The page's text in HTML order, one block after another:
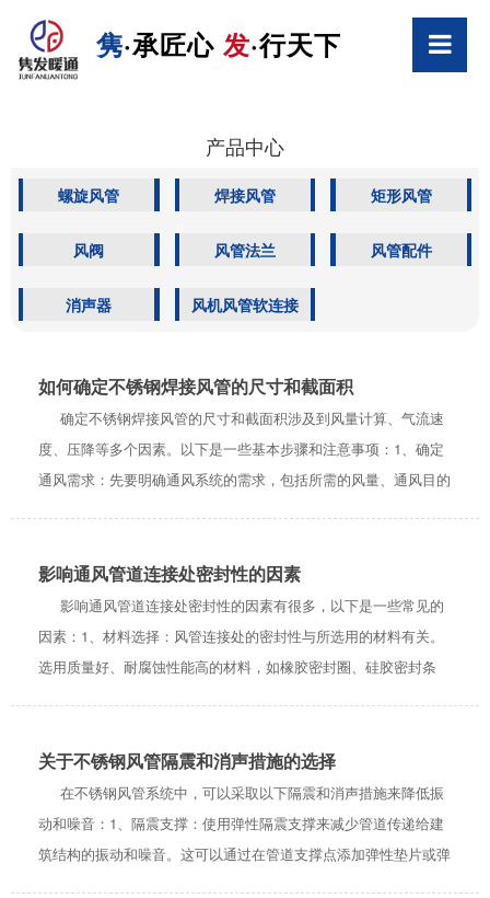
隽·承匠心 发·行天下
产品中心
螺旋风管 焊接风管 矩形风管
风阀 风管法兰 风管配件
消声器 风机风管软连接
如何确定不锈钢焊接风管的尺寸和截面积
确定不锈钢焊接风管的尺寸和截面积涉及到风量计算、气流速
度、压降等多个因素。以下是一些基本步骤和注意事项：1、确定
通风需求：先要明确通风系统的需求，包括所需的风量、通风目的
影响通风管道连接处密封性的因素
影响通风管道连接处密封性的因素有很多，以下是一些常见的
因素：1、材料选择：风管连接处的密封性与所选用的材料有关。
选用质量好、耐腐蚀性能高的材料，如橡胶密封圈、硅胶密封条
关于不锈钢风管隔震和消声措施的选择
在不锈钢风管系统中，可以采取以下隔震和消声措施来降低振
动和噪音：1、隔震支撑：使用弹性隔震支撑来减少管道传递给建
筑结构的振动和噪音。这可以通过在管道支撑点添加弹性垫片或弹